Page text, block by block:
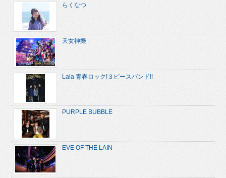
らくなつ
天女神樂
Lala 青春ロック!３ピースバンド!!
PURPLE BUBBLE
EVE OF THE LAIN